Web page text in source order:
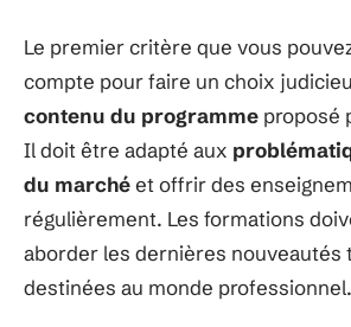
Le premier critère que vous
compte pour faire un choix
contenu du programme proposé
Il doit être adapté aux
du marchéet offrir des
régulièrement. Les formations
aborder les dernières nouveautés
destinées au monde professionnel.